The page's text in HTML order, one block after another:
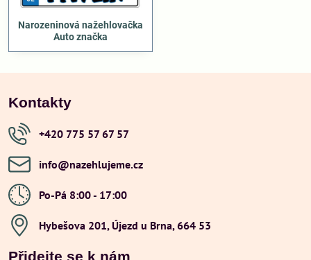
Narozeninová nažehlovačka
Auto značka
Kontakty
+420 775 57 67 57
info​@nazehlujeme​.cz
Po-Pá 8:00 - 17:00
Hybešova 201, Újezd u Brna, 664 53
Přidejte se k nám